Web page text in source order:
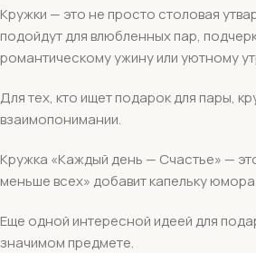
Кружки — это не просто столовая
подойдут для влюбленных пар,
романтическому ужину или уютному
Для тех, кто ищет подарок для пары,
взаимопонимании.
Кружка «Каждый день — Счастье» —
меньше всех» добавит капельку
Еще одной интересной идеей для
значимом предмете.